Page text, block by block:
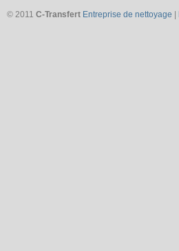
© 2011 C-Transfert Entreprise de nettoyage